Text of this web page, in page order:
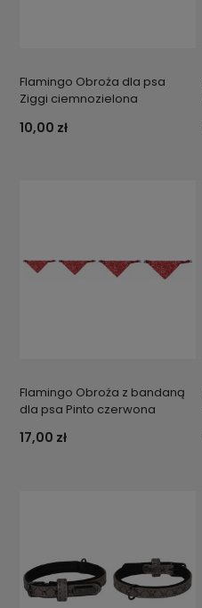
Flamingo Obroża dla psa
Ziggi ciemnozielona
10,00 zł
Flamingo Obroża z bandaną
dla psa Pinto czerwona
17,00 zł